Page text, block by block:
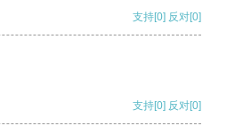
支持[0] 反对[0]
支持[0] 反对[0]